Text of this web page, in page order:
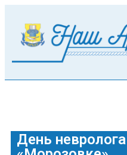
День